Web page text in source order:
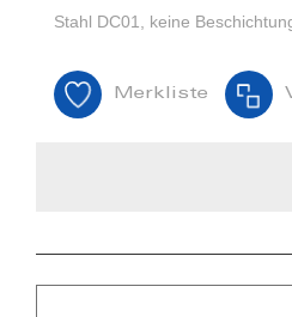
Stahl DC01, keine
Merkliste